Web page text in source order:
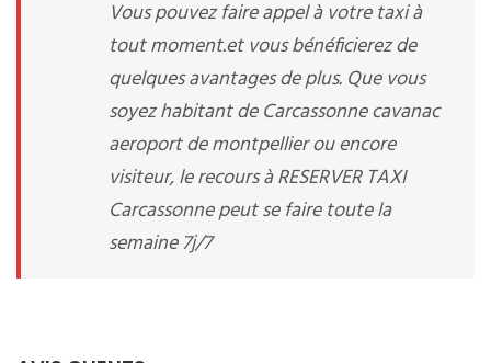
Vous pouvez faire appel à votre taxi à
tout moment.et vous bénéficierez de
quelques avantages de plus. Que vous
soyez habitant de Carcassonne cavanac
aeroport de montpellier ou encore
visiteur, le recours à RESERVER TAXI
Carcassonne peut se faire toute la
semaine 7j/7